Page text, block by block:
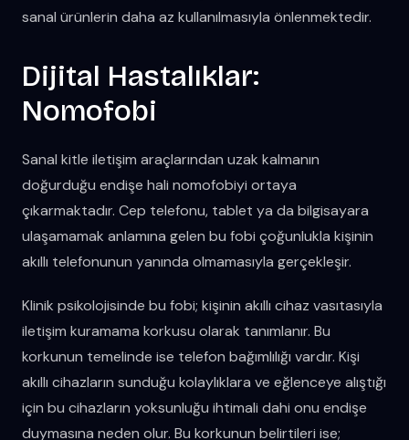
sanal ürünlerin daha az kullanılmasıyla önlenmektedir.
Dijital Hastalıklar:
Nomofobi
Sanal kitle iletişim araçlarından uzak kalmanın
doğurduğu endişe hali nomofobiyi ortaya
çıkarmaktadır. Cep telefonu, tablet ya da bilgisayara
ulaşamamak anlamına gelen bu fobi çoğunlukla kişinin
akıllı telefonunun yanında olmamasıyla gerçekleşir.
Klinik psikolojisinde bu fobi; kişinin akıllı cihaz vasıtasıyla
iletişim kuramama korkusu olarak tanımlanır. Bu
korkunun temelinde ise telefon bağımlılığı vardır. Kişi
akıllı cihazların sunduğu kolaylıklara ve eğlenceye alıştığı
için bu cihazların yoksunluğu ihtimali dahi onu endişe
duymasına neden olur. Bu korkunun belirtileri ise;